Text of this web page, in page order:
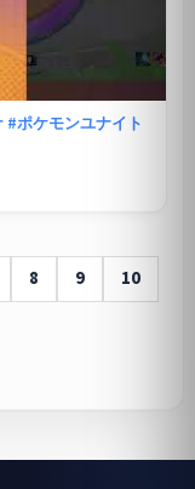
#ポケモンユナイト
8 9
10